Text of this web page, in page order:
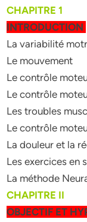
CHAPITRE 1
INTRODUCTION
La variabilité
Le mouvement
Le contrôle
Le contrôle
Les troubles
Le contrôle
La douleur et la
Les exercices en
La méthode
CHAPITRE II
OBJECTIF ET